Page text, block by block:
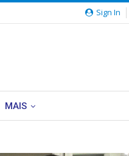
Sign In
MAIS